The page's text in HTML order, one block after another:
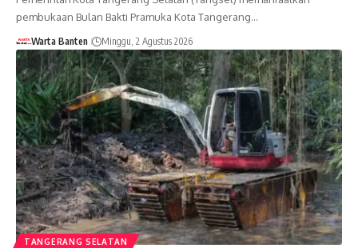
pembukaan Bulan Bakti Pramuka Kota Tangerang…
Warta Banten Minggu, 2 Agustus 2026
TANGERANG SELATAN